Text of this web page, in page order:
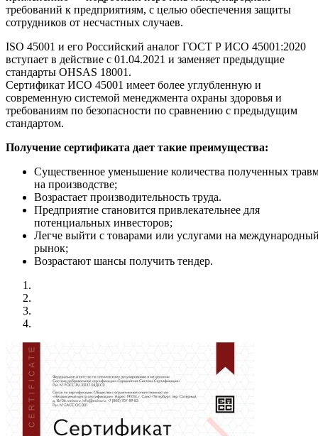
требований к предприятиям, с целью обеспечения защиты
сотрудников от несчастных случаев.
ISO 45001 и его Российский аналог ГОСТ Р ИСО 45001:2020
вступает в действие с 01.04.2021 и заменяет предыдущие
стандарты OHSAS 18001.
Сертификат ИСО 45001 имеет более углубленную и
современную системой менеджмента охраны здоровья и
требованиям по безопасности по сравнению с предыдущим
стандартом.
Получение сертификата дает такие преимущества:
Существенное уменьшение количества полученных
на производстве;
Возрастает производительность труда.
Предприятие становится привлекательнее для
потенциальных инвесторов;
Легче выйти с товарами или услугами на
рынок;
Возрастают шансы получить тендер.